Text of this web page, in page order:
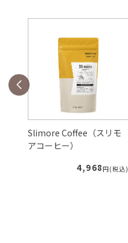
Slimore Coffee（スリモ
アコーヒー）
4,968円(税込)